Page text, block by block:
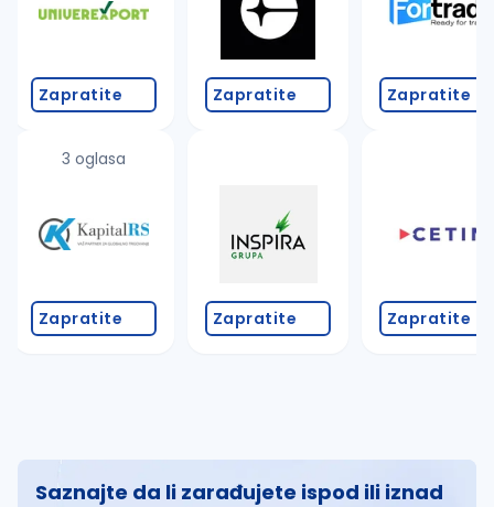
proverite pravopisne greške (koristite č, ć, š, đ,
povećajte radijus za odabrani grad
promenite odabrane filtere pretrage
Zapratite
3 oglasa
Zapratite
Zapratite
Zapratite
Zapratite
Zapratite
Saznajte da li zarađujete ispod ili iznad